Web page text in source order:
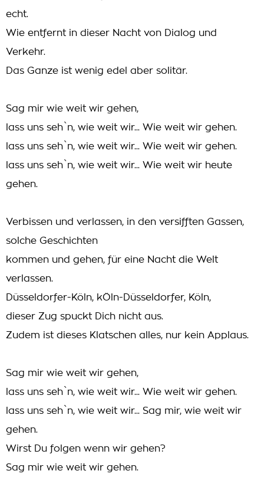
echt.
Wie entfernt in dieser Nacht von Dialog und
Verkehr.
Das Ganze ist wenig edel aber solitär.
Sag mir wie weit wir gehen,
lass uns seh`n, wie weit wir... Wie weit wir gehen.
lass uns seh`n, wie weit wir... Wie weit wir gehen.
lass uns seh`n, wie weit wir... Wie weit wir heute
gehen.
Verbissen und verlassen, in den versifften Gassen,
solche Geschichten
kommen und gehen, für eine Nacht die Welt
verlassen.
Düsseldorfer-Köln, kÖln-Düsseldorfer, Köln,
dieser Zug spuckt Dich nicht aus.
Zudem ist dieses Klatschen alles, nur kein Applaus.
Sag mir wie weit wir gehen,
lass uns seh`n, wie weit wir... Wie weit wir gehen.
lass uns seh`n, wie weit wir... Sag mir, wie weit wir
gehen.
Wirst Du folgen wenn wir gehen?
Sag mir wie weit wir gehen.